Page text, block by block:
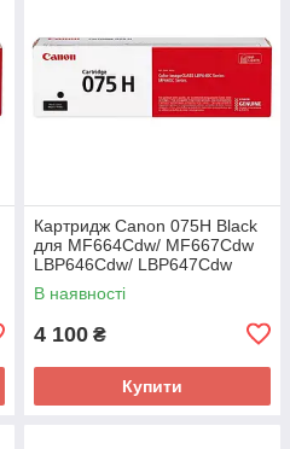
Картридж Canon 075H Black
для MF664Cdw/ MF667Cdw
LBP646Cdw/ LBP647Cdw
(6369C002AA)
В наявності
4 100 ₴
Купити